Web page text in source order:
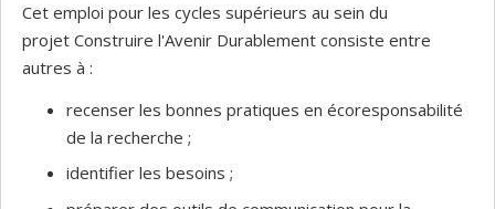
Cet emploi pour les cycles supérieurs au sein du
projet Construire l'Avenir Durablement consiste entre
autres à :
recenser les bonnes pratiques en écoresponsabilité
de la recherche ;
identifier les besoins ;